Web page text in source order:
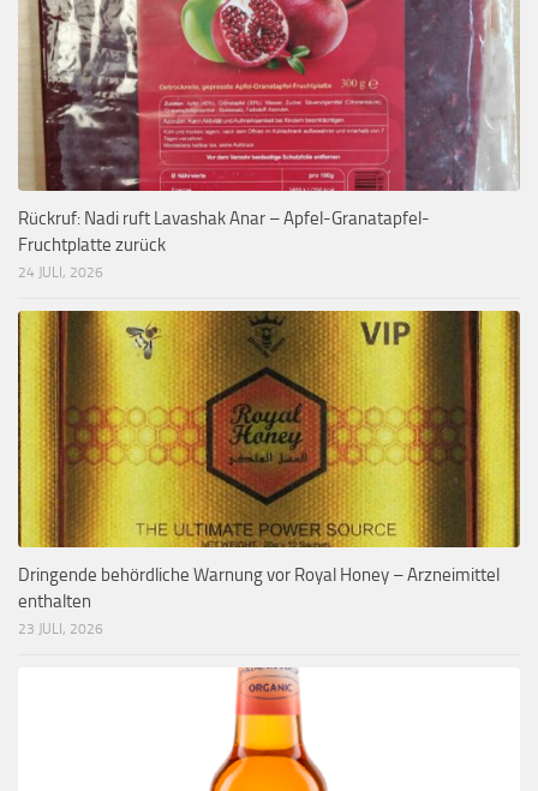
Rückruf: Nadi ruft Lavashak Anar – Apfel-Granatapfel-
Fruchtplatte zurück
24 JULI, 2026
Dringende behördliche Warnung vor Royal Honey – Arzneimittel
enthalten
23 JULI, 2026